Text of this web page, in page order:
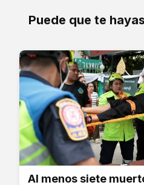
Puede que te
Al menos siete